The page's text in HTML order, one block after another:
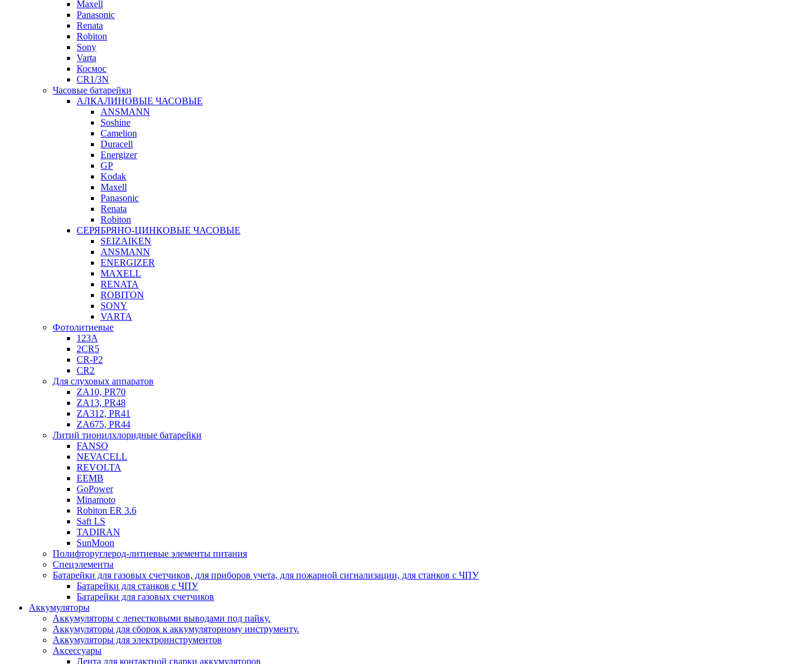
Maxell
Panasonic
Renata
Robiton
Sony
Varta
Космос
CR1/3N
Часовые батарейки
АЛКАЛИНОВЫЕ ЧАСОВЫЕ
ANSMANN
Soshine
Camelion
Duracell
Energizer
GP
Kodak
Maxell
Panasonic
Renata
Robiton
СЕРЯБРЯНО-ЦИНКОВЫЕ ЧАСОВЫЕ
SEIZAIKEN
ANSMANN
ENERGIZER
MAXELL
RENATA
ROBITON
SONY
VARTA
Фотолитиевые
123A
2CR5
CR-P2
CR2
Для слуховых аппаратов
ZA10, PR70
ZA13, PR48
ZA312, PR41
ZA675, PR44
Литий тионилхлоридные батарейки
FANSO
NEVACELL
REVOLTA
EEMB
GoPower
Minamoto
Robiton ER 3.6
Saft LS
TADIRAN
SunMoon
Полифторуглерод-литиевые элементы питания
Спецэлементы
Батарейки для газовых счетчиков, для приборов учета, для пожарной сигнализации, для станков с ЧПУ
Батарейки для станков с ЧПУ
Батарейки для газовых счетчиков
Аккумуляторы
Аккумуляторы с лепестковыми выводами под пайку.
Аккумуляторы для сборок к аккумуляторному инструменту.
Аккумуляторы для электроинструментов
Аксессуары
Лента для контактной сварки аккумуляторов